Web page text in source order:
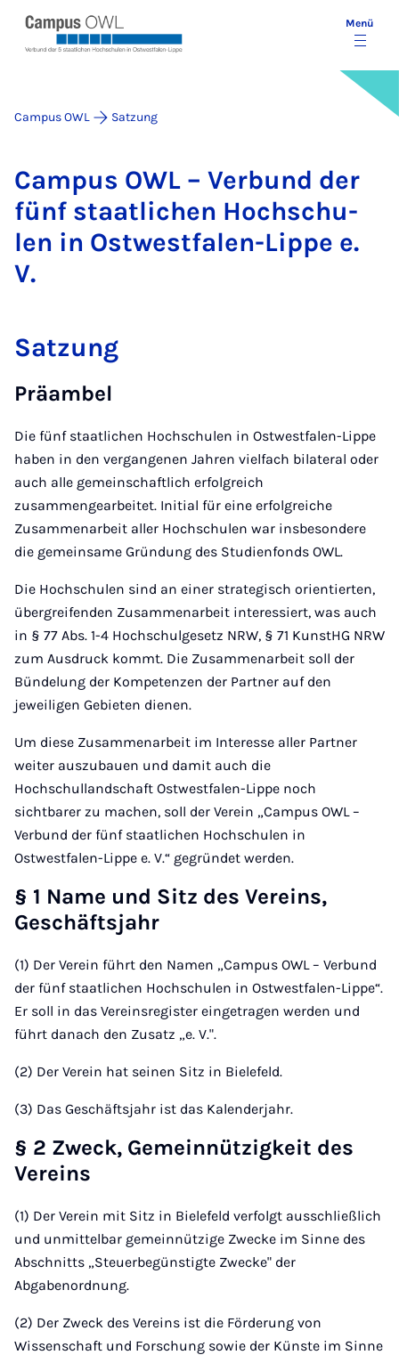
Menü
Campus OWL Satzung
Cam­pus OWL – Ver­bund der
fünf staat­li­chen Hoch­schu­
len in Ost­west­fa­len-Lip­pe e.
V.
Satzung
Präambel
Die fünf staatlichen Hochschulen in Ostwestfalen-Lippe
haben in den vergangenen Jahren vielfach bilateral oder
auch alle gemeinschaftlich erfolgreich
zusammengearbeitet. Initial für eine erfolgreiche
Zusammenarbeit aller Hochschulen war insbesondere
die gemeinsame Gründung des Studienfonds OWL.
Die Hochschulen sind an einer strategisch orientierten,
übergreifenden Zusammenarbeit interessiert, was auch
in § 77 Abs. 1-4 Hochschulgesetz NRW, § 71 KunstHG NRW
zum Ausdruck kommt. Die Zusammenarbeit soll der
Bündelung der Kompetenzen der Partner auf den
jeweiligen Gebieten dienen.
Um diese Zusammenarbeit im Interesse aller Partner
weiter auszubauen und damit auch die
Hochschullandschaft Ostwestfalen-Lippe noch
sichtbarer zu machen, soll der Verein „Campus OWL –
Verbund der fünf staatlichen Hochschulen in
Ostwestfalen-Lippe e. V.“ gegründet werden.
§ 1 Name und Sitz des Vereins,
Geschäftsjahr
(1) Der Verein führt den Namen „Campus OWL – Verbund
der fünf staatlichen Hochschulen in Ostwestfalen-Lippe“.
Er soll in das Vereinsregister eingetragen werden und
führt danach den Zusatz „e. V.".
(2) Der Verein hat seinen Sitz in Bielefeld.
(3) Das Geschäftsjahr ist das Kalenderjahr.
§ 2 Zweck, Gemeinnützigkeit des
Vereins
(1) Der Verein mit Sitz in Bielefeld verfolgt ausschließlich
und unmittelbar gemeinnützige Zwecke im Sinne des
Abschnitts „Steuerbegünstigte Zwecke" der
Abgabenordnung.
(2) Der Zweck des Vereins ist die Förderung von
Wissenschaft und Forschung sowie der Künste im Sinne